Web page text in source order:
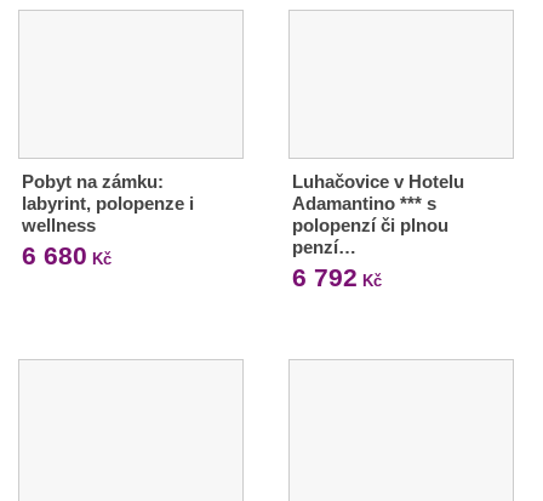
Pobyt na zámku:
labyrint, polopenze i
wellness
6 680 Kč
Luhačovice v Hotelu
Adamantino *** s
polopenzí či plnou
penzí…
6 792 Kč